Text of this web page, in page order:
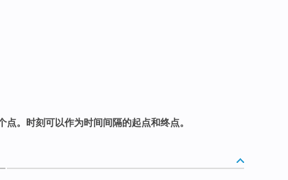
。时刻可以作为时间间隔的起点和终点。